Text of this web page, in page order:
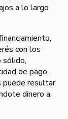
a lo largo
con los
sólido,
de pago.
puede resultar
dinero a